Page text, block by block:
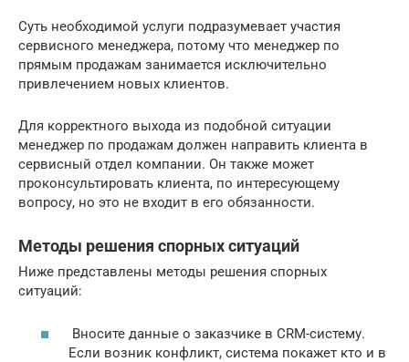
Суть необходимой услуги подразумевает участия
сервисного менеджера, потому что менеджер по
прямым продажам занимается исключительно
привлечением новых клиентов.
Для корректного выхода из подобной ситуации
менеджер по продажам должен направить клиента в
сервисный отдел компании. Он также может
проконсультировать клиента, по интересующему
вопросу, но это не входит в его обязанности.
Методы решения спорных ситуаций
Ниже представлены методы решения спорных
ситуаций:
Вносите данные о заказчике в CRM-систему.
Если возник конфликт, система покажет кто и в